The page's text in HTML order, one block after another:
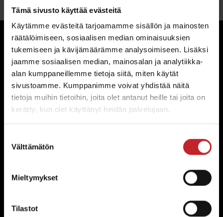
Tämä sivusto käyttää evästeitä
Käytämme evästeitä tarjoamamme sisällön ja mainosten
räätälöimiseen, sosiaalisen median ominaisuuksien
tukemiseen ja kävijämäärämme analysoimiseen. Lisäksi
jaamme sosiaalisen median, mainosalan ja analytiikka-
alan kumppaneillemme tietoja siitä, miten käytät
sivustoamme. Kumppanimme voivat yhdistää näitä
tietoja muihin tietoihin, joita olet antanut heille tai joita on
kerätty, kun olet käyttänyt heidän palvelujaan.
valinta
Välttämätön
Mieltymykset
Tilastot
Näkökulmia
alkuperäisosiin: Katso
tuotantovideomme
Tule mukanamme Väderstad Componentsiin,
tehtaaseen jossa innovaatio ja tarkkuus
teräksen ja viljelijäyhteistyön avulla Väderstad